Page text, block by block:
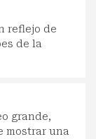
reflejo de
de la
grande,
mostrar una